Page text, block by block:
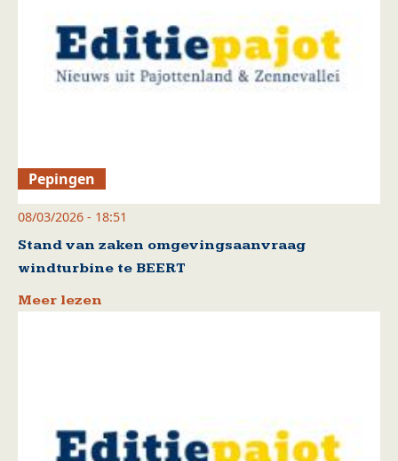
Pepingen
08/03/2026 - 18:51
Stand van zaken omgevingsaanvraag
windturbine te BEERT
Meer lezen